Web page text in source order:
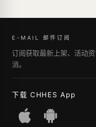
E-MAIL 邮件订阅
订阅获取最新上架、活动
消。
下载 CHHES App